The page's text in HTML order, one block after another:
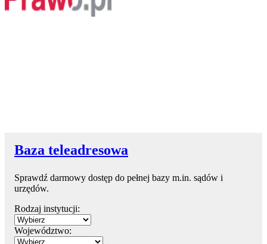
Baza teleadresowa
Sprawdź darmowy dostęp do pełnej bazy m.in. sądów i
urzędów.
Rodzaj instytucji:
Województwo: